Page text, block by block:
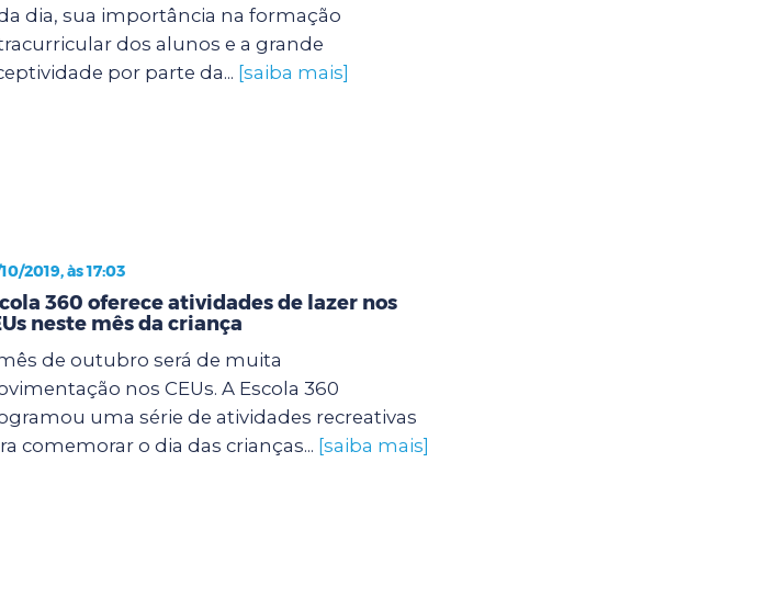
dia, sua importância na formação
dos alunos e a grande
por parte da... [saiba mais]
2019, às 17:03
360 oferece atividades de lazer nos
neste mês da criança
de outubro será de muita
nos CEUs. A Escola 360
uma série de atividades recreativas
comemorar o dia das crianças... [saiba mais]